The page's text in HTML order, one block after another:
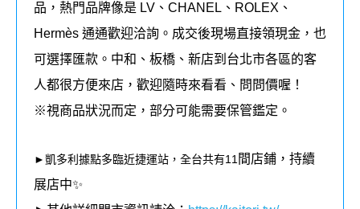
品，熱門品牌像是 LV、CHANEL、ROLEX、
Hermès 通通歡迎洽詢。成交後現場直接領現金，也
可選擇匯款。中和、板橋、新店到台北市各區的客
人都很方便來店，歡迎隨時來看看、問問價喔！
※視商品狀況而定，部分可能需要保管鑑定。
►凱多利據點多臨近捷運站，全台共有11 間店鋪，持續
展店中✨